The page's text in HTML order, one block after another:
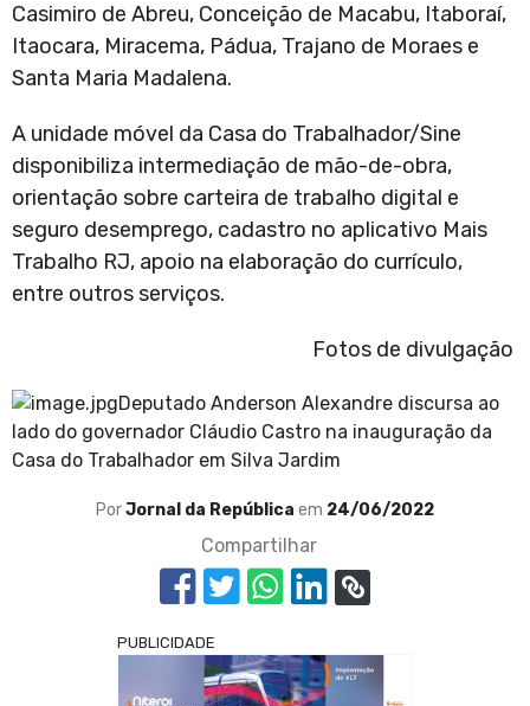
Casimiro de Abreu, Conceição de Macabu, Itaboraí,
Itaocara, Miracema, Pádua, Trajano de Moraes e
Santa Maria Madalena.
A unidade móvel da Casa do Trabalhador/Sine
disponibiliza intermediação de mão-de-obra,
orientação sobre carteira de trabalho digital e
seguro desemprego, cadastro no aplicativo Mais
Trabalho RJ, apoio na elaboração do currículo,
entre outros serviços.
Fotos de divulgação
Deputado Anderson Alexandre discursa ao
lado do governador Cláudio Castro na inauguração da
Casa do Trabalhador em Silva Jardim
PorJornal da República em 24/06/2022
Compartilhar
PUBLICIDADE